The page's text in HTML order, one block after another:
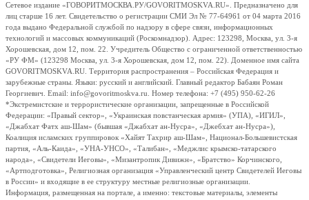
Сетевое издание «ГОВОРИТМОСКВА.РУ/GOVORITMOSKVA.RU». Предназначено для
лиц старше 16 лет. Свидетельство о регистрации СМИ Эл № 77-64961 от 04 марта 2016
года выдано Федеральной службой по надзору в сфере связи, информационных
технологий и массовых коммуникаций (Роскомнадзор). Адрес: 123298, Москва, ул. 3-я
Хорошевская, дом 12, пом. 22. Учредитель Общество с ограниченной ответственностью
«РУ ФМ» (123298 Москва, ул. 3-я Хорошевская, дом 12, пом. 22). Доменное имя сайта
GOVORITMOSKVA.RU. Территория распространения – Российская Федерация и
зарубежные страны. Языки: русский и английский. Главный редактор Бабаян Роман
Георгиевич. Email: info@govoritmoskva.ru. Номер телефона: +7 (495) 950-62-26
*Экстремистские и террористические организации, запрещенные в Российской
Федерации: «Правый сектор», «Украинская повстанческая армия» (УПА), «ИГИЛ»,
«Джабхат Фатх аш-Шам» (бывшая «Джабхат ан-Нусра», «Джебхат ан-Нусра»),
Коалиция исламских группировок «Хайят Тахрир аш-Шам», Национал-Большевистская
партия, «Аль-Каида», «УНА-УНСО», «Талибан», «Меджлис крымско-татарского
народа», «Свидетели Иеговы», «Мизантропик Дивижн», «Братство» Корчинского,
«Артподготовка», Религиозная организация «Управленческий центр Свидетелей Иеговы
в России» и входящие в ее структуру местные религиозные организации.
Информация, размещенная на портале, а именно: текстовые материалы, элементы